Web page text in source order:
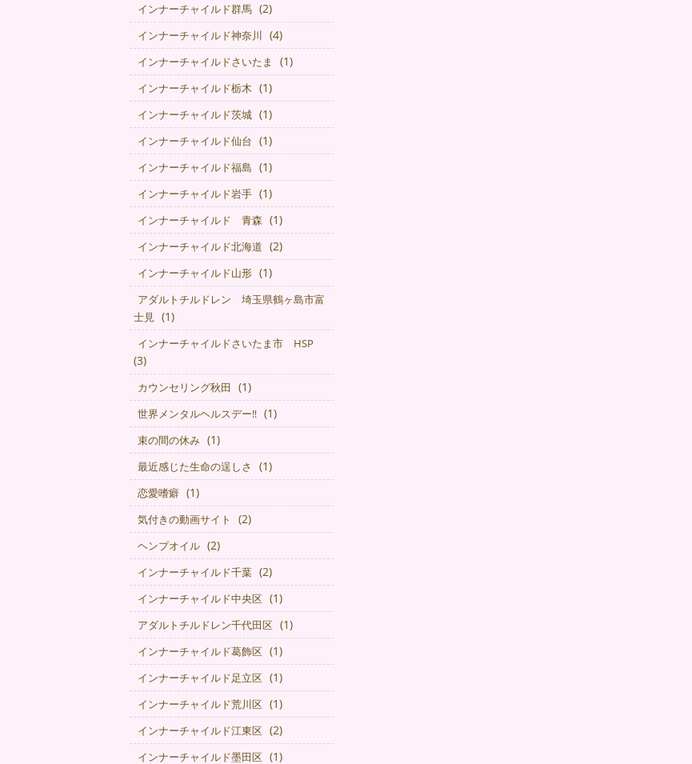
インナーチャイルド群馬 (2)
インナーチャイルド神奈川 (4)
インナーチャイルドさいたま (1)
インナーチャイルド栃木 (1)
インナーチャイルド茨城 (1)
インナーチャイルド仙台 (1)
インナーチャイルド福島 (1)
インナーチャイルド岩手 (1)
インナーチャイルド 青森 (1)
インナーチャイルド北海道 (2)
インナーチャイルド山形 (1)
アダルトチルドレン 埼玉県鶴ヶ島市富
士見 (1)
インナーチャイルドさいたま市 HSP
(3)
カウンセリング秋田 (1)
世界メンタルヘルスデー‼️ (1)
束の間の休み (1)
最近感じた生命の逞しさ (1)
恋愛嗜癖 (1)
気付きの動画サイト (2)
ヘンプオイル (2)
インナーチャイルド千葉 (2)
インナーチャイルド中央区 (1)
アダルトチルドレン千代田区 (1)
インナーチャイルド葛飾区 (1)
インナーチャイルド足立区 (1)
インナーチャイルド荒川区 (1)
インナーチャイルド江東区 (2)
インナーチャイルド墨田区 (1)